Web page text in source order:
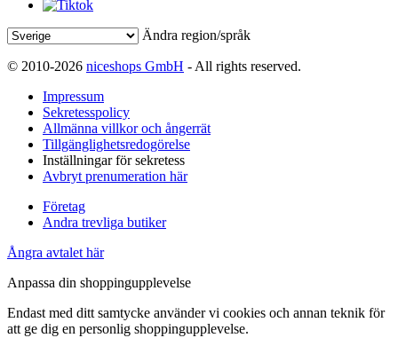
Ändra region/språk
© 2010-2026 niceshops GmbH - All rights reserved.
Impressum
Sekretesspolicy
Allmänna villkor och ångerrät
Tillgänglighetsredogörelse
Inställningar för sekretess
Avbryt prenumeration här
Företag
Andra trevliga butiker
Ångra avtalet här
Anpassa din shoppingupplevelse
Endast med ditt samtycke använder vi cookies och annan teknik för
att ge dig en personlig shoppingupplevelse.